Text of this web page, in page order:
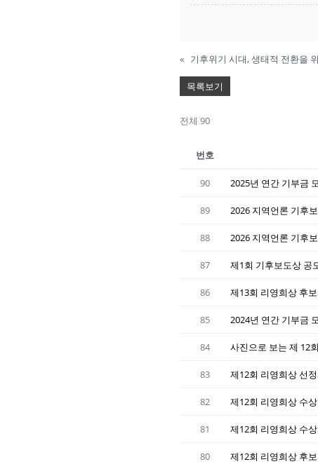
« 기후위기 시대, 생태적 전환을
목록보기
전체 90
번호
90 2025년 연간 기부금
89 2026 지역언론 기후
88 2026 지역언론 기후
87 제1회 기후보도상 공
86 제13회 리영희상 후
85 2024년 연간 기부금
84 사진으로 보는 제 12
83 제12회 리영희상 선
82 제12회 리영희상 수
81 제12회 리영희상 수
80 제12회 리영희상 후